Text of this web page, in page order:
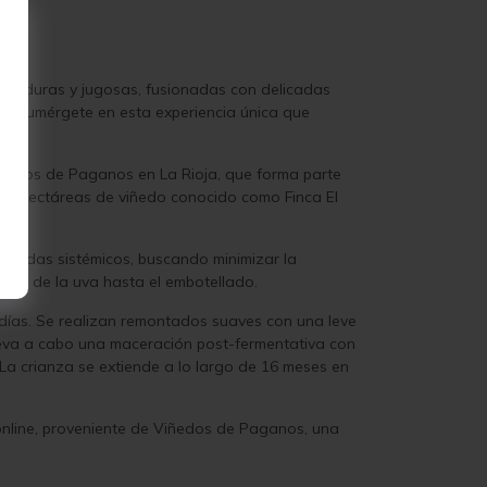
y jugosas, fusionadas con delicadas
Sumérgete en esta experiencia única que
de Paganos en La Rioja, que forma parte
hectáreas de viñedo conocido como Finca El
sistémicos, buscando minimizar la
de la uva hasta el embotellado.
Se realizan remontados suaves con una leve
a cabo una maceración post-fermentativa con
crianza se extiende a lo largo de 16 meses en
proveniente de Viñedos de Paganos, una